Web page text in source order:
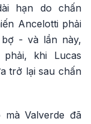
hạn do chấn
Ancelotti phải
- và lần này,
khi Lucas
trở lại sau chấn
Valverde đã